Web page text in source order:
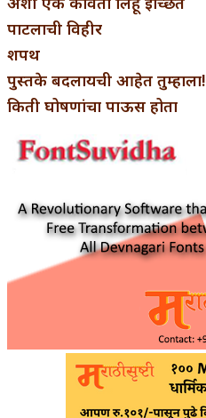
पाटलाची विहीर
शपथ
पुस्तके बदलायची आहेत तुम्हाला!
किती घोषणांचा पाऊस होता